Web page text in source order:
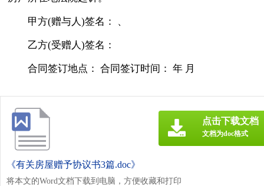
甲方(赠与人)签名： 、
乙方(受赠人)签名：
合同签订地点： 合同签订时间： 年 月
《有关房屋赠予协议书3篇.doc》
将本文的Word文档下载到电脑，方便收藏和打印
点击下载文档
文档为doc格式